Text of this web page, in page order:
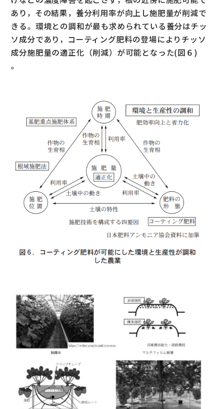
あり，その結果，養分利用率が向上し施肥量が削減で
きる。環境との調和が最も求められている養分はチッ
ソ成分であり，コーティング肥料の登場によりチッソ
成分施肥量の適正化（削減）が可能となった(図６)
。